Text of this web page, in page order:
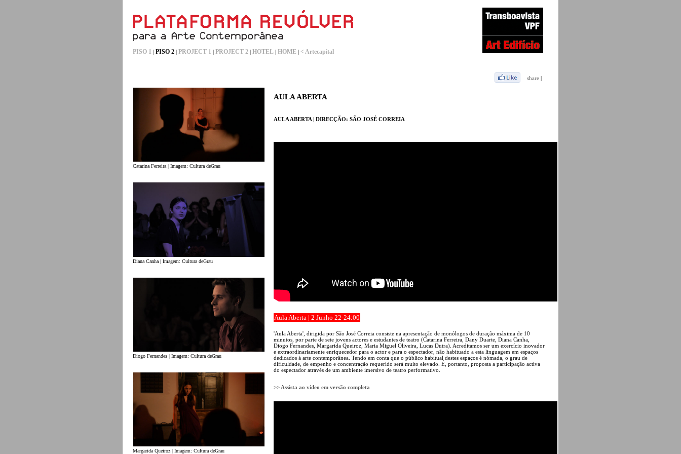
PISO 1 | PISO 2 | PROJECT 1 | PROJECT 2 | HOTEL | HOME | < Artecapital
Catarina Ferreira | Imagem: Cultura deGrau
Diana Canha | Imagem: Cultura deGrau
Diogo Fernandes | Imagem: Cultura deGrau
Margarida Queiroz | Imagem: Cultura deGrau
share |
AULA ABERTA
AULA ABERTA | DIRECÇÃO: SÃO JOSÉ CORREIA
Aula Aberta | 2 Junho 22-24:00
'Aula Aberta', dirigida por São José Correia consiste na apresentação de monólogos de duração máxima de 10
minutos, por parte de sete jovens actores e estudantes de teatro (Catarina Ferreira, Dany Duarte, Diana Canha,
Diogo Fernandes, Margarida Queiroz, Maria Miguel Oliveira, Lucas Dutra). Acreditamos ser um exercício inovador
e extraordinariamente enriquecedor para o actor e para o espectador, não habituado a esta linguagem em espaços
dedicados à arte contemporânea. Tendo em conta que o público habitual destes espaços é nómada, o grau de
dificuldade, de empenho e concentração requerido será muito elevado. É, portanto, proposta a participação activa
do espectador através de um ambiente imersivo de teatro performativo.
>> Assista ao vídeo em versão completa